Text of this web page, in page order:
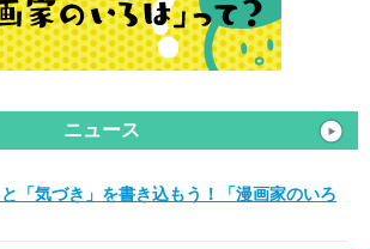
ニュース
「気づき」を書き込もう！「漫画家のいろ